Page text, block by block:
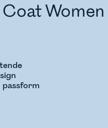
Women
passform